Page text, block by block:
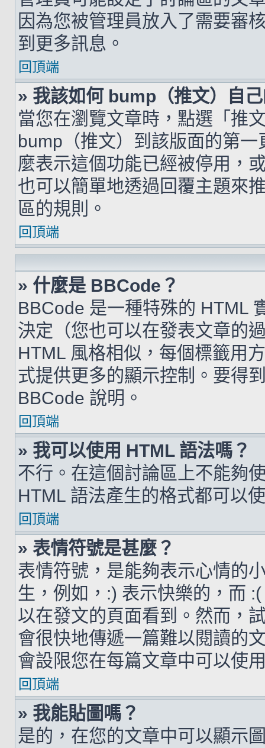
因為您被管理員放入了需要審
到更多訊息。
回頂端
» 我該如何 bump（推文）自
當您在瀏覽文章時，點選「推
bump（推文）到該版面的第
麼表示這個功能已經被停用，
也可以簡單地透過回覆主題來
區的規則。
回頂端
» 什麼是 BBCode？
BBCode 是一種特殊的 HTML
決定（您也可以在發表文章的
HTML 風格相似，每個標籤用
式提供更多的顯示控制。要得
BBCode 說明。
回頂端
» 我可以使用 HTML 語法嗎？
不行。在這個討論區上不能夠
HTML 語法產生的格式都可以
回頂端
» 表情符號是甚麼？
表情符號，是能夠表示心情的
生，例如，:) 表示快樂的，而
以在發文的頁面看到。然而，
會很快地傳遞一篇難以閱讀的
會設限您在每篇文章中可以使
回頂端
» 我能貼圖嗎？
是的，在您的文章中可以顯示